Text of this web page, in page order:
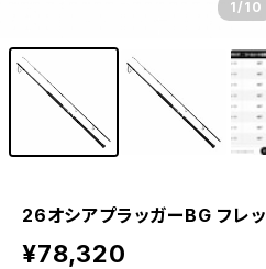
1/10
26オシアプラッガーBG フレ
¥78,320